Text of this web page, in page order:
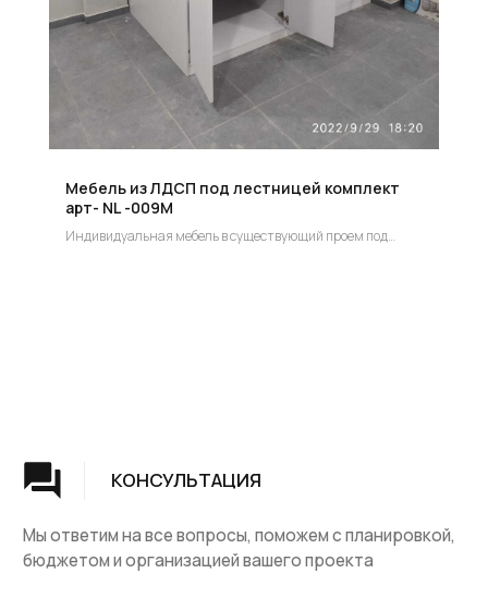
Мебель из ЛДСП под лестницей комплект
арт- NL -009М
Индивидуальная мебель в существующий проем под
УСТАНОВКА
Мы предоставляем полную установку и сборку
лестницы с доставкой и гарантией на продукт
Вопросы и ответы
Наши работы
Скидки и акции
На металокаркасе
Мебель
Лестницы на заказ
ДПК, термодревесина